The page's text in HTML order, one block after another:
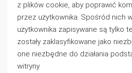
z plików cookie, aby poprawić
przez użytkownika. Spośród nich
użytkownika zapisywane są tylko
zostały zaklasyfikowane jako
one niezbędne do działania
witryny.